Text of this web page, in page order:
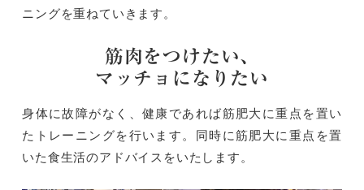
ニングを重ねていきます。
筋肉をつけたい、
マッチョになりたい
身体に故障がなく、健康であれば筋肥大に重点を置い
たトレーニングを行います。同時に筋肥大に重点を置
いた食生活のアドバイスをいたします。